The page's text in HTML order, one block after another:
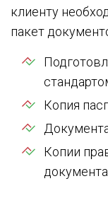
клиенту
пакет
Копия
Копии